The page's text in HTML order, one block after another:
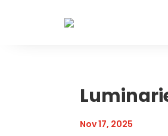
Nov 17, 2025